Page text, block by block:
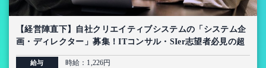
【経営陣直下】自社クリエイティブシステムの「システム企
画・ディレクター」募集！ITコンサル・SIer志望者必見の超
上流インターン【AI導入プロジェクト】
給与 時給：1,226円